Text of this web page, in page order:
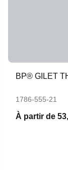
BP® GILET
1786-555-21
À partir de